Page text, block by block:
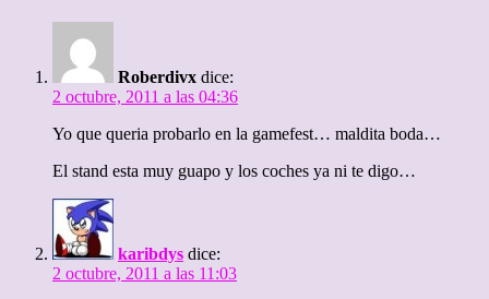
Roberdivx dice:
2 octubre, 2011 a las 04:36
Yo que queria probarlo en la gamefest… maldita boda…
El stand esta muy guapo y los coches ya ni te digo…
karibdys dice:
2 octubre, 2011 a las 11:03